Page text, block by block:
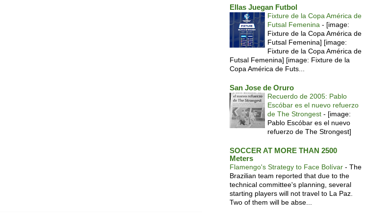
Ellas Juegan Futbol
Fixture de la Copa América de
Futsal Femenina - [image:
Fixture de la Copa América de
Futsal Femenina] [image:
Fixture de la Copa América de
Futsal Femenina] [image: Fixture de la
Copa América de Futs...
San Jose de Oruro
Recuerdo de 2005: Pablo
Escóbar es el nuevo refuerzo
de The Strongest - [image:
Pablo Escóbar es el nuevo
refuerzo de The Strongest]
SOCCER AT MORE THAN 2500
Meters
Flamengo's Strategy to Face Bolívar - The
Brazilian team reported that due to the
technical committee's planning, several
starting players will not travel to La Paz.
Two of them will be abse...